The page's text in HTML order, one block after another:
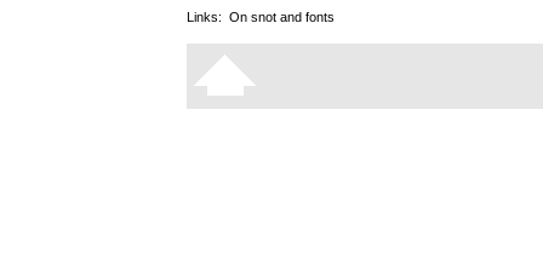
Links: On snot and fonts